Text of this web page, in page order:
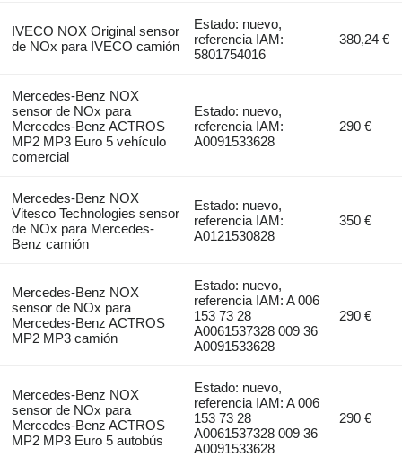
IVECO NOX Original sensor
de NOx para IVECO camión
Estado: nuevo,
referencia IAM:
5801754016
380,24 €
Mercedes-Benz NOX
sensor de NOx para
Mercedes-Benz ACTROS
MP2 MP3 Euro 5 vehículo
comercial
Estado: nuevo,
referencia IAM:
A0091533628
290 €
Mercedes-Benz NOX
Vitesco Technologies sensor
de NOx para Mercedes-
Benz camión
Estado: nuevo,
referencia IAM:
A0121530828
350 €
Mercedes-Benz NOX
sensor de NOx para
Mercedes-Benz ACTROS
MP2 MP3 camión
Estado: nuevo,
referencia IAM: A 006
153 73 28
A0061537328 009 36
A0091533628
290 €
Mercedes-Benz NOX
sensor de NOx para
Mercedes-Benz ACTROS
MP2 MP3 Euro 5 autobús
Estado: nuevo,
referencia IAM: A 006
153 73 28
A0061537328 009 36
A0091533628
290 €